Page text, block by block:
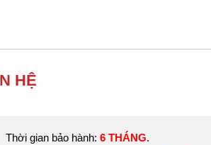
HỆ
Thời gian bảo hành: 6 THÁNG.